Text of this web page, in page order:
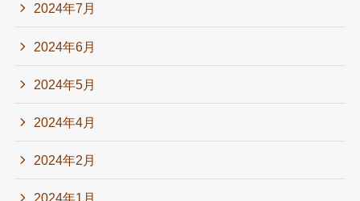
2024年7月
2024年6月
2024年5月
2024年4月
2024年2月
2024年1月